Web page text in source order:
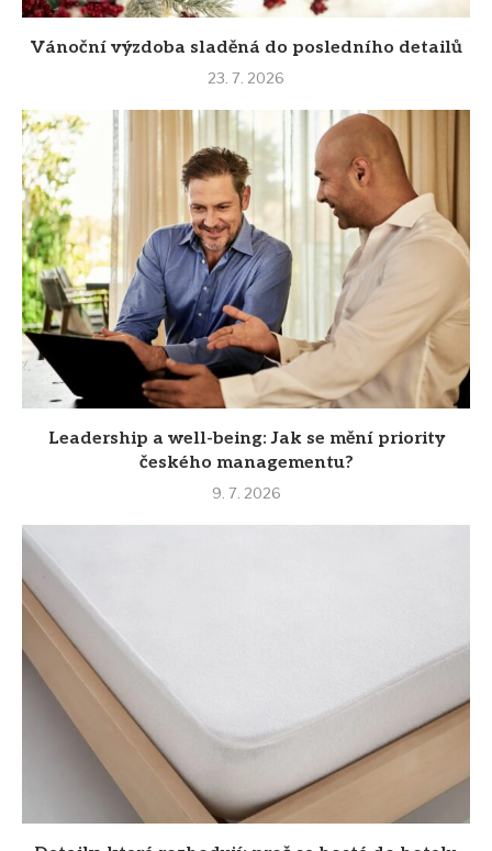
Vánoční výzdoba sladěná do posledního detailů
23. 7. 2026
Leadership a well-being: Jak se mění priority
českého managementu?
9. 7. 2026